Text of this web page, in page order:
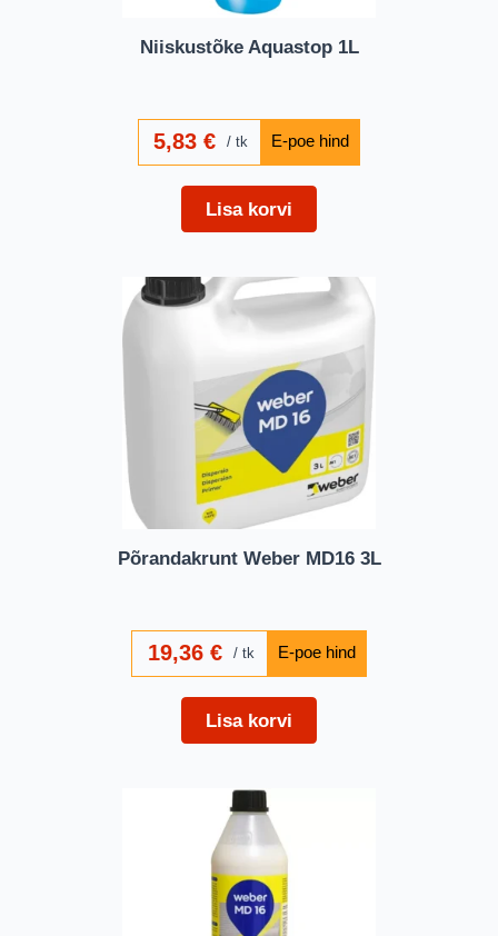
Niiskustõke Aquastop 1L
5,83€ tk
Lisa korvi
Põrandakrunt Weber MD16 3L
19,36 € tk
Lisa korvi